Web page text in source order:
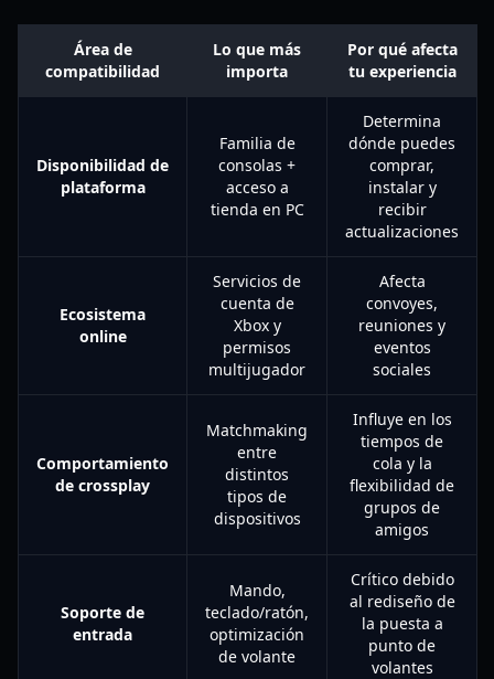
Área de
compatibilidad
Lo que más
importa
Por qué afecta
tu experiencia
Disponibilidad de
plataforma
Familia de
consolas +
acceso a
tienda en PC
Determina
dónde puedes
comprar,
instalar y
recibir
actualizaciones
Ecosistema
online
Servicios de
cuenta de
Xbox y
permisos
multijugador
Afecta
convoyes,
reuniones y
eventos
sociales
Comportamiento
de crossplay
Matchmaking
entre
distintos
tipos de
dispositivos
Influye en los
tiempos de
cola y la
flexibilidad de
grupos de
amigos
Soporte de
entrada
Mando,
teclado/ratón,
optimización
de volante
Crítico debido
al rediseño de
la puesta a
punto de
volantes